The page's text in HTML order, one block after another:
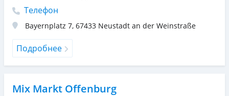
Телефон
Bayernplatz 7, 67433 Neustadt an der Weinstraße
Подробнее
Mix Markt Offenburg